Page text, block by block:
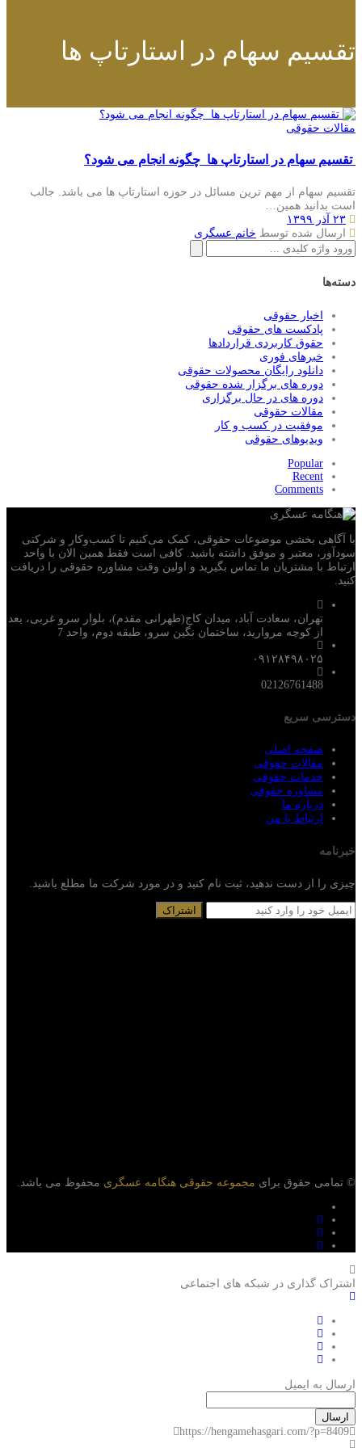
تقسیم سهام در استارتاپ ها
مقالات حقوقی
تقسیم سهام در استارتاپ ها چگونه انجام می شود؟
تقسیم سهام از مهم ترین مسائل در حوزه استارتاپ ها می باشد. جالب
است بدانید همین…
۲۳ آذر ۱۳۹۹
ارسال شده توسط خانم عسگری
جستجو
برای:
دسته‌ها
اخبار حقوقی
پادکست های حقوقی
حقوق کاربردی قراردادها
خبرهای فوری
دانلود رایگان محصولات حقوقی
دوره های برگزار شده حقوقی
دوره های در حال برگزاری
مقالات حقوقی
موفقیت در کسب و کار
ویدیوهای حقوقی
Popular
Recent
Comments
با آگاهی بخشی موضوعات حقوقی، کمک می‌‎کنیم تا کسب‌وکار و شرکتی
سودآور، معتبر و موفق داشته باشید. کافی است فقط همین الان با واحد
ارتباط با مشتریان ما تماس بگیرید و اولین وقت مشاوره حقوقی را دریافت
کنید.
تهران، سعادت آباد، میدان کاج(طهرانی مقدم)، بلوار سرو غربی، بعد
از کوچه مروارید، ساختمان نگین سرو، طبقه دوم، واحد 7
۰۹۱۲۸۴۹۸۰۲۵
02126761488
دسترسی سریع
صفحه اصلی
مقالات حقوقی
خدمات حقوقی
مشاوره حقوقی
درباره ما
ارتباط با من
خبرنامه
چیزی را از دست ندهید، ثبت نام کنید و در مورد شرکت ما مطلع باشید.
© تمامی حقوق برای مجموعه حقوقی هنگامه عسگری محفوظ می باشد.
اشتراک گذاری در شبکه های اجتماعی
ارسال به ایمیل
ارسال
https://hengamehasgari.com/?p=8409